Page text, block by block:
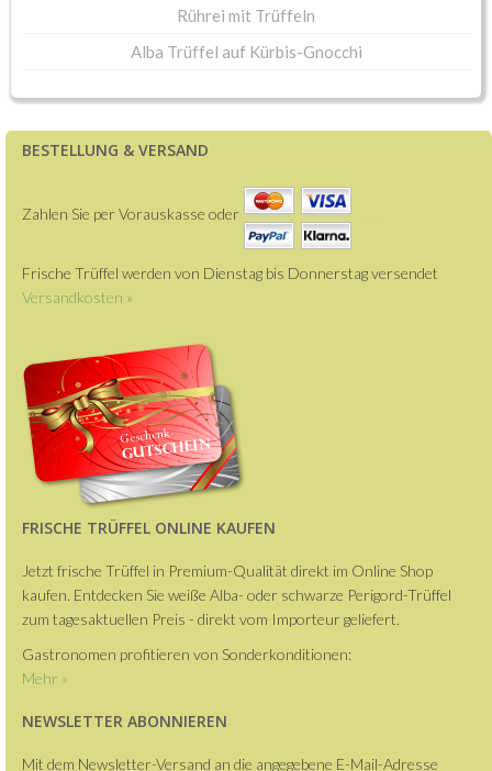
Rührei mit Trüffeln
Alba Trüffel auf Kürbis-Gnocchi
BESTELLUNG & VERSAND
Zahlen Sie per Vorauskasse oder
Frische Trüffel werden von Dienstag bis Donnerstag versendet
Versandkosten »
FRISCHE TRÜFFEL ONLINE KAUFEN
Jetzt frische Trüffel in Premium-Qualität direkt im Online Shop
kaufen. Entdecken Sie weiße Alba- oder schwarze Perigord-Trüffel
zum tagesaktuellen Preis - direkt vom Importeur geliefert.
Gastronomen profitieren von Sonderkonditionen:
Mehr »
NEWSLETTER ABONNIEREN
Mit dem Newsletter-Versand an die angegebene E-Mail-Adresse